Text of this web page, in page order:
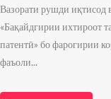
Вазорати рушди иқтисод
«Бақайдгирии ихтироот
патентӣ» бо фарогирии
фаъоли...